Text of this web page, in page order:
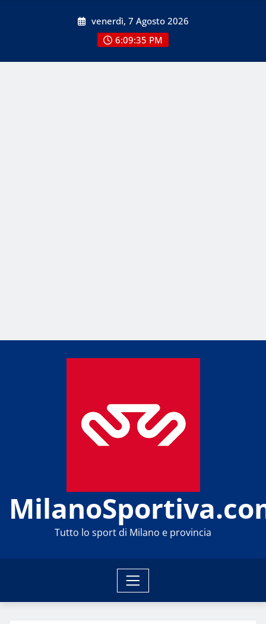
venerdì, 7 Agosto 2026
6:09:36 PM
Tutto lo sport di Milano e provincia